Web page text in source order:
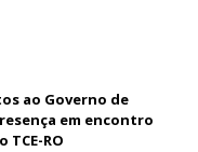
ao Governo de
em encontro
RO